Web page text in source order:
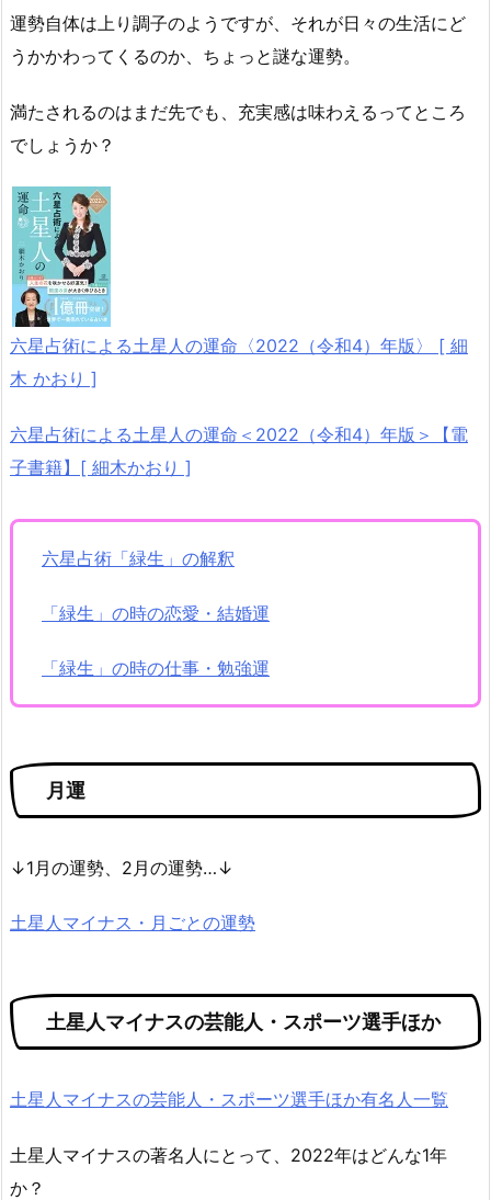
運勢自体は上り調子のようですが、それが日々の生活にど
うかかわってくるのか、ちょっと謎な運勢。
満たされるのはまだ先でも、充実感は味わえるってところ
でしょうか？
六星占術による土星人の運命〈2022（令和4）年版〉 [ 細
木 かおり ]
六星占術による土星人の運命＜2022（令和4）年版＞【電
子書籍】[ 細木かおり ]
六星占術「緑生」の解釈
「緑生」の時の恋愛・結婚運
「緑生」の時の仕事・勉強運
月運
↓1月の運勢、2月の運勢…↓
土星人マイナス・月ごとの運勢
土星人マイナスの芸能人・スポーツ選手ほか
土星人マイナスの芸能人・スポーツ選手ほか有名人一覧
土星人マイナスの著名人にとって、2022年はどんな1年
か？